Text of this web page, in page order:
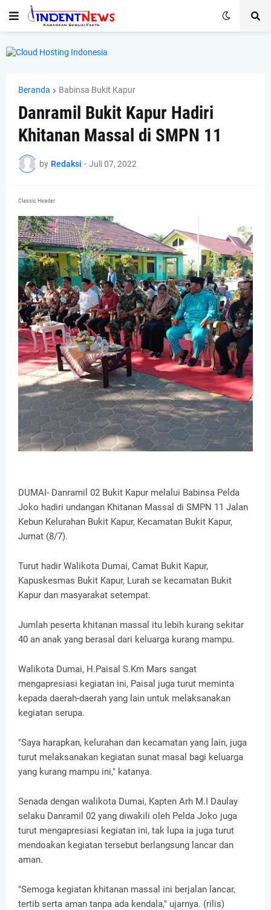
Beranda Babinsa Bukit Kapur
Danramil Bukit Kapur Hadiri
Khitanan Massal di SMPN 11
by Redaksi - Juli 07, 2022
Classic Header
DUMAI- Danramil 02 Bukit Kapur melalui Babinsa Pelda
Joko hadiri undangan Khitanan Massal di SMPN 11 Jalan
Kebun Kelurahan Bukit Kapur, Kecamatan Bukit Kapur,
Jumat (8/7).
Turut hadir Walikota Dumai, Camat Bukit Kapur,
Kapuskesmas Bukit Kapur, Lurah se kecamatan Bukit
Kapur dan masyarakat setempat.
Jumlah peserta khitanan massal itu lebih kurang sekitar
40 an anak yang berasal dari keluarga kurang mampu.
Walikota Dumai, H.Paisal S.Km Mars sangat
mengapresiasi kegiatan ini, Paisal juga turut meminta
kepada daerah-daerah yang lain untuk melaksanakan
kegiatan serupa.
"Saya harapkan, kelurahan dan kecamatan yang lain, juga
turut melaksanakan kegiatan sunat masal bagi keluarga
yang kurang mampu ini," katanya.
Senada dengan walikota Dumai, Kapten Arh M.I Daulay
selaku Danramil 02 yang diwakili oleh Pelda Joko juga
turut mengapresiasi kegiatan ini, tak lupa ia juga turut
mendoakan kegiatan tersebut berlangsung lancar dan
aman.
"Semoga kegiatan khitanan massal ini berjalan lancar,
tertib serta aman tanpa ada kendala," ujarnya. (rilis)